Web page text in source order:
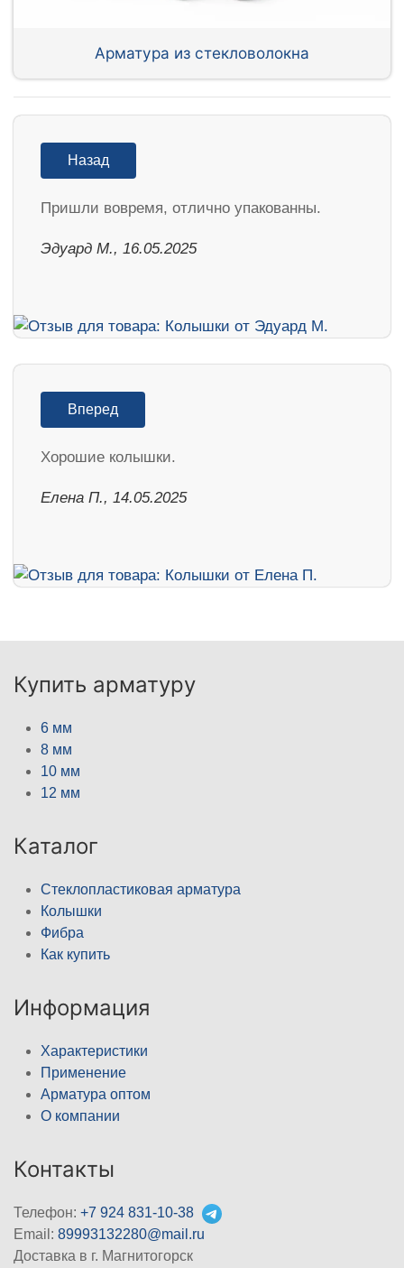
Арматура из стекловолокна
Назад
Пришли вовремя, отлично упакованны.
Эдуард М., 16.05.2025
Вперед
Хорошие колышки.
Елена П., 14.05.2025
Купить арматуру
6 мм
8 мм
10 мм
12 мм
Каталог
Стеклопластиковая арматура
Колышки
Фибра
Как купить
Информация
Характеристики
Применение
Арматура оптом
О компании
Контакты
Телефон: +7 924 831-10-38
Email: 89993132280@mail.ru
Доставка в г. Магнитогорск